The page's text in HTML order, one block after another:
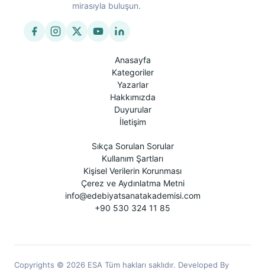
mirasıyla buluşun.
Anasayfa
Kategoriler
Yazarlar
Hakkımızda
Duyurular
İletişim
Sıkça Sorulan Sorular
Kullanım Şartları
Kişisel Verilerin Korunması
Çerez ve Aydınlatma Metni
info@edebiyatsanatakademisi.com
+90 530 324 11 85
Copyrights © 2026 ESA Tüm hakları saklıdır. Developed By